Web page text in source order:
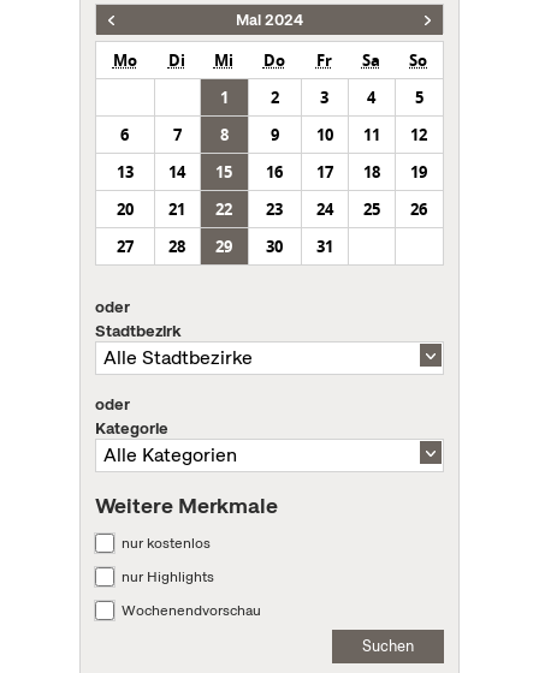
Mai 2024
Mo Di Mi Do Fr Sa
So
1
2 3 4
5
6
7 8 9 10 11
12
13
14 15 16 17 18
19
20
21 22 23 24 25
26
27
28 29 30 31
oder
Stadtbezirk
oder
Kategorie
Weitere Merkmale
nur kostenlos
nur Highlights
Wochenendvorschau
Suchen